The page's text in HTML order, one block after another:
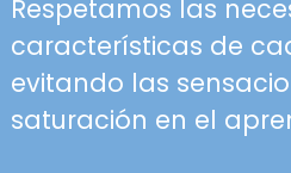
Respetamos las
características de
evitando las
saturación en el